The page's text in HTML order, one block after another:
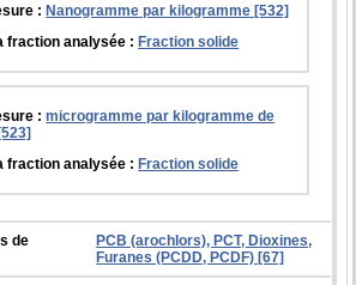
:Nanogramme par kilogramme [532]
fraction analysée :Fraction solide
:microgramme par kilogramme de
fraction analysée :Fraction solide
de
PCB (arochlors), PCT, Dioxines,
Furanes (PCDD, PCDF) [67]